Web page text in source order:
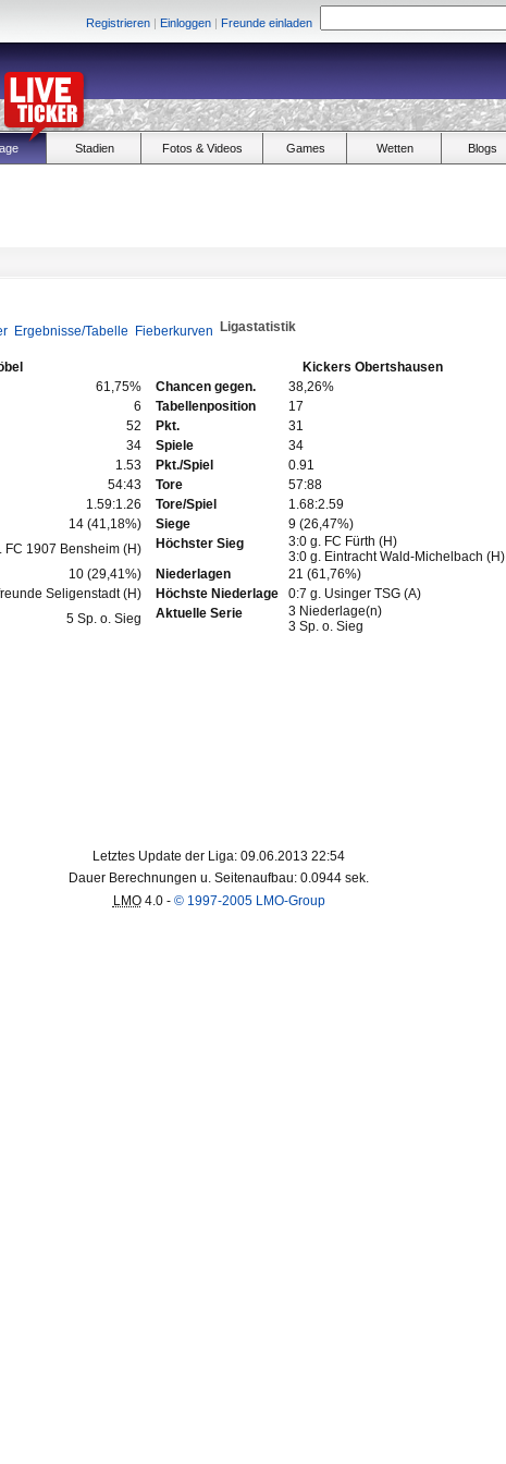
Registrieren | Einloggen | Freunde einladen
Stadien Fotos & Videos Games Wetten Blogs
Ergebnisse/Tabelle Fieberkurven Ligastatistik
Kickers Obertshausen
61,75%
Chancen gegen.
38,26%
6
Tabellenposition
17
52
Pkt.
31
34
Spiele
34
1.53
Pkt./Spiel
0.91
54:43
Tore
57:88
1.59:1.26
Tore/Spiel
1.68:2.59
14 (41,18%)
Siege
9 (26,47%)
FC 1907 Bensheim (H)
Höchster Sieg
3:0 g. FC Fürth (H)
3:0 g. Eintracht Wald-Michelbach (H)
10 (29,41%)
Niederlagen
21 (61,76%)
Seligenstadt (H)
Höchste Niederlage
0:7 g. Usinger TSG (A)
5 Sp. o. Sieg
Aktuelle Serie
3 Niederlage(n)
3 Sp. o. Sieg
Letztes Update der Liga: 09.06.2013 22:54
Dauer Berechnungen u. Seitenaufbau: 0.0944 sek.
LMO4.0 - © 1997-2005 LMO-Group